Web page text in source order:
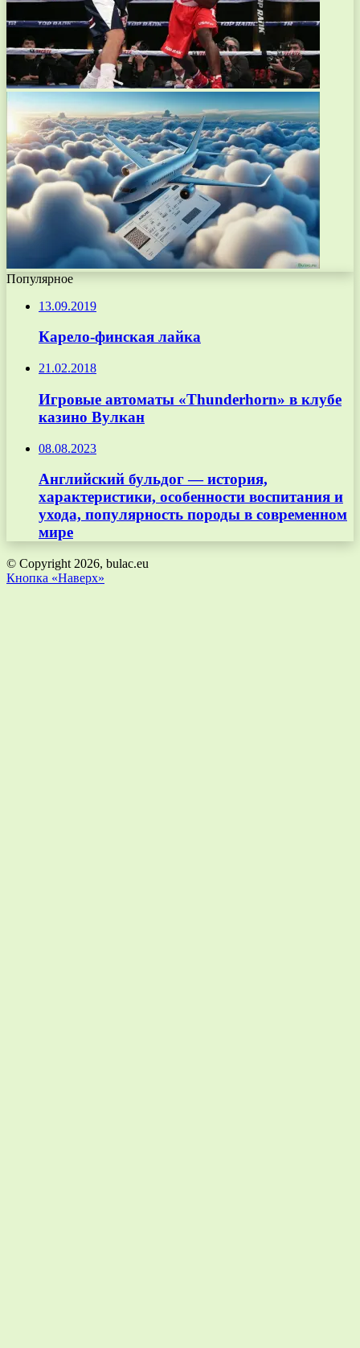
Популярное
13.09.2019
Карело-финская лайка
21.02.2018
Игровые автоматы «Thunderhorn» в клубе
казино Вулкан
08.08.2023
Английский бульдог — история,
характеристики, особенности воспитания и
ухода, популярность породы в современном
мире
© Copyright 2026, bulac.eu
Кнопка «Наверх»